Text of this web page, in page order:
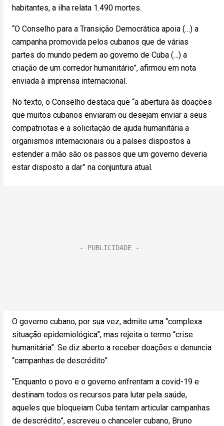
habitantes, a ilha relata 1.490 mortes.
“O Conselho para a Transição Democrática apoia (…) a
campanha promovida pelos cubanos que de várias
partes do mundo pedem ao governo de Cuba (…) a
criação de um corredor humanitário”, afirmou em nota
enviada à imprensa internacional.
No texto, o Conselho destaca que “a abertura às doações
que muitos cubanos enviaram ou desejam enviar a seus
compatriotas e a solicitação de ajuda humanitária a
organismos internacionais ou a países dispostos a
estender a mão são os passos que um governo deveria
estar disposto a dar” na conjuntura atual.
O governo cubano, por sua vez, admite uma “complexa
situação epidemiológica”, mas rejeita o termo “crise
humanitária”. Se diz aberto a receber doações e denuncia
“campanhas de descrédito”.
“Enquanto o povo e o governo enfrentam a covid-19 e
destinam todos os recursos para lutar pela saúde,
aqueles que bloqueiam Cuba tentam articular campanhas
de descrédito”, escreveu o chanceler cubano, Bruno